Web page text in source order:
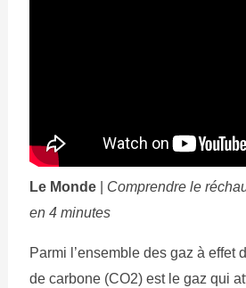
Le Monde| Comprendre le
en 4 minutes
Parmi l’ensemble des gaz à effet
de carbone (CO2) est le gaz qui